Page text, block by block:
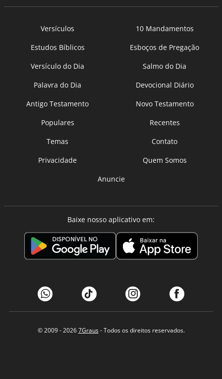
Versículos
10 Mandamentos
Estudos Bíblicos
Esboços de Pregação
Versículo do Dia
Salmo do Dia
Palavra do Dia
Devocional Diário
Antigo Testamento
Novo Testamento
Populares
Recentes
Temas
Contato
Privacidade
Quem Somos
Anuncie
Baixe nosso aplicativo em:
© 2009 - 20267Graus- Todos os direitos reservados.